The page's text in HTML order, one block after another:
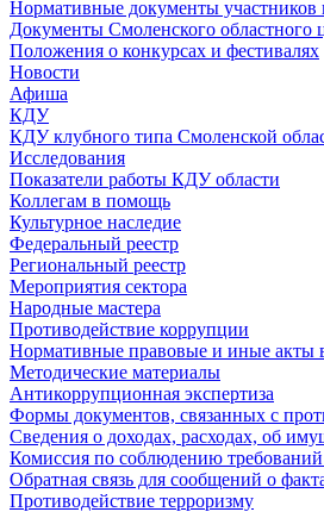
Нормативные документы
Документы Смоленского областного
Положения о конкурсах и фестивалях
Новости
Афиша
КДУ
КДУ клубного типа Смоленской
Исследования
Показатели работы КДУ области
Коллегам в помощь
Культурное наследие
Федеральный реестр
Региональный реестр
Мероприятия сектора
Народные мастера
Противодействие коррупции
Нормативные правовые и иные акты
Методические материалы
Антикоррупционная экспертиза
Формы документов, связанных с
Сведения о доходах, расходах, об
Комиссия по соблюдению
Обратная связь для сообщений о
Противодействие терроризму